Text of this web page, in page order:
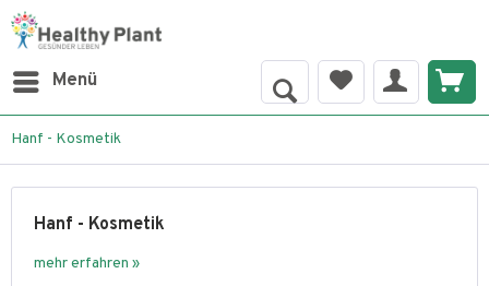
Menü
Hanf - Kosmetik
Hanf - Kosmetik
mehr erfahren »